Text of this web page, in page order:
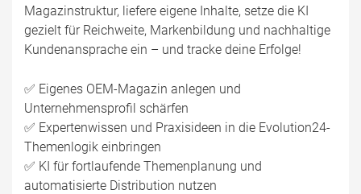
Magazinstruktur, liefere eigene Inhalte, setze die KI
gezielt für Reichweite, Markenbildung und nachhaltige
Kundenansprache ein – und tracke deine Erfolge!
✅ Eigenes OEM-Magazin anlegen und
Unternehmensprofil schärfen
✅ Expertenwissen und Praxisideen in die Evolution24-
Themenlogik einbringen
✅ KI für fortlaufende Themenplanung und
automatisierte Distribution nutzen